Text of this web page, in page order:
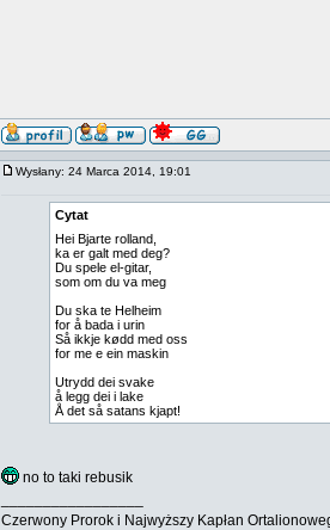
Wysłany: 24 Marca 2014, 19:01
Cytat
Hei Bjarte rolland,
ka er galt med deg?
Du spele el-gitar,
som om du va meg
Du ska te Helheim
for å bada i urin
Så ikkje kødd med oss
for me e ein maskin
Utrydd dei svake
å legg dei i lake
Å det så satans kjapt!
no to taki rebusik
Czerwony Prorok i Najwyższy Kapłan